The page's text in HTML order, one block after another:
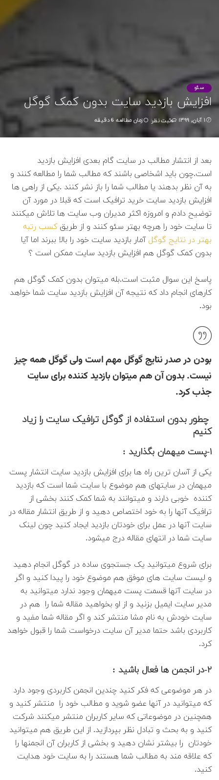
سئو
افزایش بازدید سایت بدون کمک گوگل
۱ آبان, ۱۳۹۹ ثبت نظر زمان مطالعه 6 دقیقه
بعد از انتشار مطالب در سایت گام بعدی افزایش بازدید
است.چون باید اشخاصی باشند که مطالب شما را مطالعه کنند و
به آن نظر بدهند یا مطالب شما را باز نشر کنند .یکی از راهی ها
افزایش بازدید سایت خرید ترافیک است که قبلا در مورد آن
توضیح دادم و امروزه اکثر مدیران وب سایت ها تلاش میکنند
تا سایت خود را هرچه بهتر سئو کنند و از طریق کسب رتبه
بهتر در نتایج گوگل آمار بازدید سایت خود را بالا ببرند اما آیا
بدون کمک گوگل هم افزایش بازدید سایت ممکن است ؟
پاسخ این سوال مثبت است.بله میتوان بدون کمک گوگل هم
کارهای انجام داد که نتیجه آن افزایش بازدید سایت شما خواهد
بود.
بودن در صدر نتایج گوگل مهم است ولی گوگل همه چیز
نیست. بدون آن هم میتوان بازدید کننده برای سایت
جذب کرد.
چطور بدون استفاده از گوگل ترافیک سایت را زیاد
کنیم
۱-پست میهمان بگذارید :
یکی از آسان ترین راه ها برای افزایش بازدید سایت انتشار پست
میهمان در سایتهای هم موضوع با سایت شما است که بازدید
کننده خوبی دارند و میتوانند به شما کمک کنند بخشی از
ترافیک آنها را به خود اختصاص دهید و از طریق انتشار مقاله در
سایت آنها در عمل برای خودتان بازدید ایجاد کنید چون لینک
سایت شما در انتهای مقاله درج میشود.
برای شروع میتوانید یک جستجوی ساده در گوگل انجام دهید
و لیست سایت های موفق هم موضوع خود را پیدا کنید و اگر
در سایت آنها قسمت پست میهمان وجود ندارد میتوانید به
مدیر سایت ایمیل بزنید و از او بخواهید مقاله شما را هم در
سایت خودش به نام مشا منتشر کند و اگر مقاله شما مفید و
کاربردی باشد حتما مدیر آن سایت درخواست شما را قبول خواهد
کرد.
۲-در انجمن ها فعال باشید :
در هر موضوعی که فکر کنید چندین انجمن کاربردی وجود دارد
که میتوانید در آنها عضو شوید و مطالب خود را منتشر کنید و
همچنین در موضوعاتی که سایر کاربران منتشر میکنند شرکت
کنید و به بحث و تبادل نظر بپردازید. از این طریق هم میتوانید
خودتان را بیشتر نشان دهید و بخشی از کاربران آن انجمنها را
که علاقه مند به مطالب شما هستند را به سایت خود هدایت
کنید.